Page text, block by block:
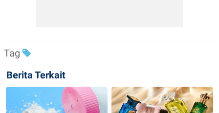
Tag
Berita Terkait